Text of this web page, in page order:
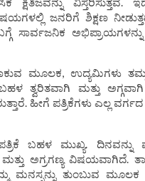
ಜನರಿಗೆ ಶಿಕ್ಷಣ
ಸಾರ್ವಜನಿಕ ಅಭಿಪ್ರಾಯಗಳನ್ನು
ಮೂಲಕ, ಉದ್ಯಮಿಗಳು ತಮ್ಮ
ಬಹಳ ತ್ವರಿತವಾಗಿ ಮತ್ತು
ಹೀಗೆ ಪತ್ರಿಕೆಗಳು ಎಲ್ಲ
ಬಹಳ ಮುಖ್ಯ. ದಿನವನ್ನು
ಅಗ್ರಗಣ್ಯ ವಿಷಯವಾಗಿದೆ.
ಮನಸ್ಸನ್ನು ತುಂಬುವ ಮೂಲಕ